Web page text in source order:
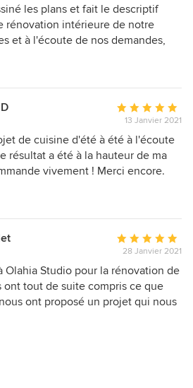
:
5
étoiles
les plans et fait le descriptif
rénovation intérieure de notre
et à l'écoute de nos demandes,
du travail accompli et
Olahia Studio pour vos
Note
moyenne
:
5
étoiles
13 Janvier 2021
de cuisine d'été à été à l'écoute
résultat a été à la hauteur de ma
vivement ! Merci encore.
Note
moyenne
:
5
étoiles
28 Janvier 2021
Olahia Studio pour la rénovation de
ont tout de suite compris ce que
ont proposé un projet qui nous
sympas, très à l'écoute et ont de
vivement !